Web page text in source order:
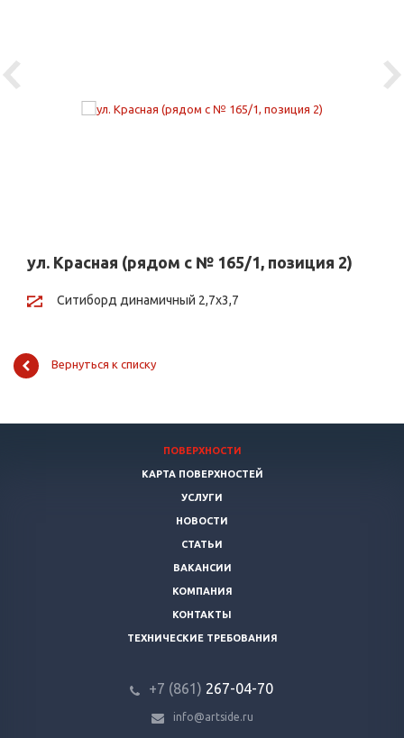
Previous
ул. Красная (рядом с № 165/1, позиция 2)
Ситиборд динамичный 2,7х3,7
Вернуться к списку
ПОВЕРХНОСТИ
КАРТА ПОВЕРХНОСТЕЙ
УСЛУГИ
НОВОСТИ
СТАТЬИ
ВАКАНСИИ
КОМПАНИЯ
КОНТАКТЫ
ТЕХНИЧЕСКИЕ ТРЕБОВАНИЯ
+7 (861) 267-04-70
info@artside.ru